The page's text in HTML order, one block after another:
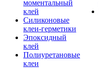
моментальный
клей
Силиконовые
клеи-герметики
Эпоксидный
клей
Полиуретановые
клеи